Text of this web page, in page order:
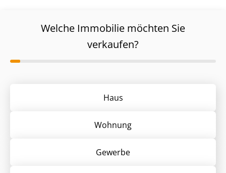
Welche Immobilie möchten Sie
verkaufen?
Haus
Wohnung
Gewerbe